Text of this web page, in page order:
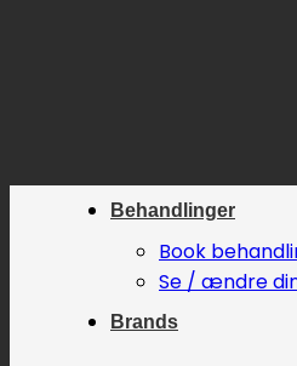
Behandlinger
Book
Se / ændre
Brands